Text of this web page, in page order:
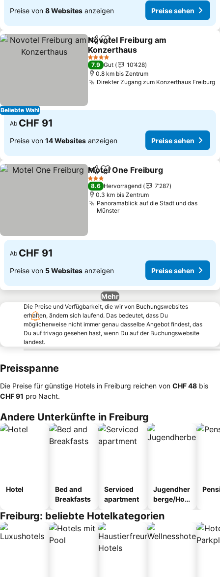
Preise von 8 Websites anzeigen Preise sehen
Beliebte Wahl
TeilenZu Favoriten hinzufügen
Novotel Freiburg am
Konzerthaus
Preise sehen
4 Sterne
7.9 Gut
10’428
0.8 km bis Zentrum
Direkter Zugang zum Konzerthaus Freiburg
Ab CHF 91
Preise von 14 Websites anzeigen Preise sehen
TeilenZu Favoriten hinzufügen
Motel One Freiburg
3 Sterne
8.6 Hervorragend
7’287
0.3 km bis Zentrum
Panoramablick auf die Stadt und das
Münster
Ab CHF 91
Preise von 5 Websites anzeigen Preise sehen
Mehr
Die Preise und Verfügbarkeit, die wir von Buchungswebsites
erhalten, ändern sich laufend. Das bedeutet, dass Du
möglicherweise nicht immer genau dasselbe Angebot findest, das
Du auf trivago gesehen hast, wenn Du auf der Buchungswebsite
landest.
Preisspanne
Die Preise für günstige Hotels in Freiburg reichen von ‎CHF 48 bis
‎CHF 91 pro Nacht.
Andere Unterkünfte in Freiburg
Hotel
Bed and
Breakfasts
Serviced
apartment
Jugendher
berge/Hos
Freiburg: beliebte Hotelkategorien